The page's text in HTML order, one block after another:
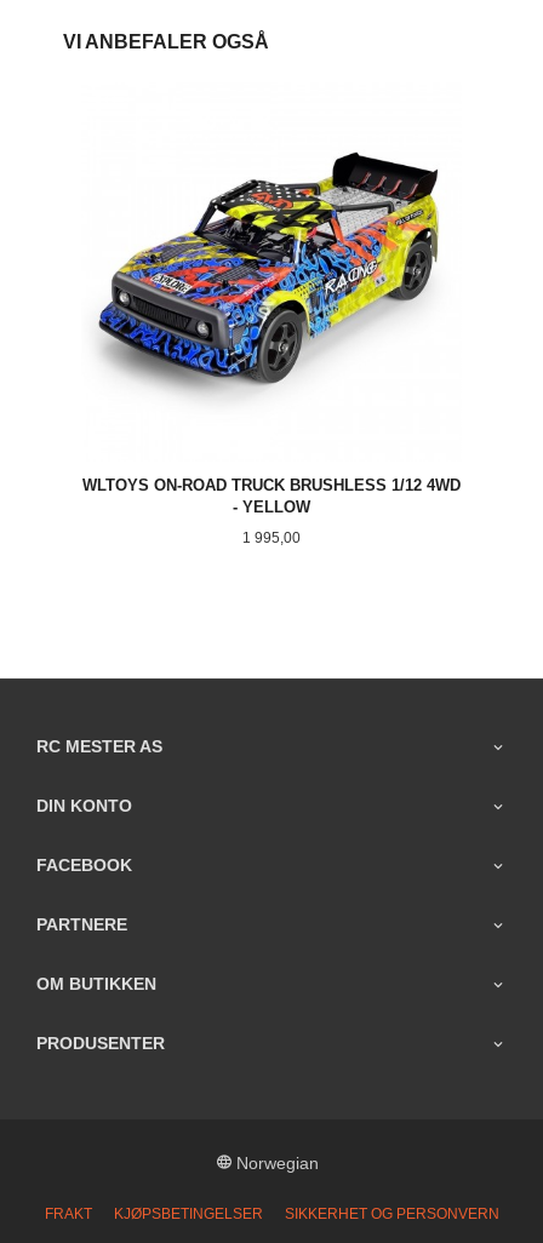
VI ANBEFALER OGSÅ
WLTOYS ON-ROAD TRUCK BRUSHLESS 1/12 4WD
- YELLOW
Pris
1 995,00
RC MESTER AS
DIN KONTO
FACEBOOK
PARTNERE
OM BUTIKKEN
PRODUSENTER
Norwegian
FRAKT KJØPSBETINGELSER SIKKERHET OG PERSONVERN